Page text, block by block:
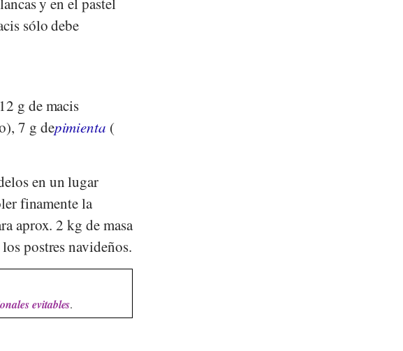
sólo debe
g de macis
7 g depimienta (
en un lugar
finamente la
aprox. 2 kg de masa
postres navideños.
evitables.